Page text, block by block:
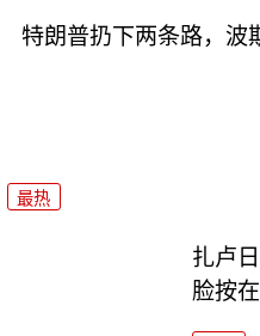
特朗普扔下两条路，波
最热
扎卢
脸按